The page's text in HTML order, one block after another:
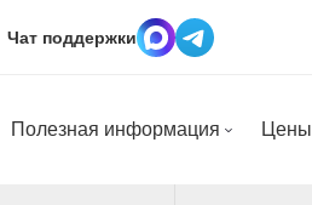
Чат поддержки
Полезная информация Цены